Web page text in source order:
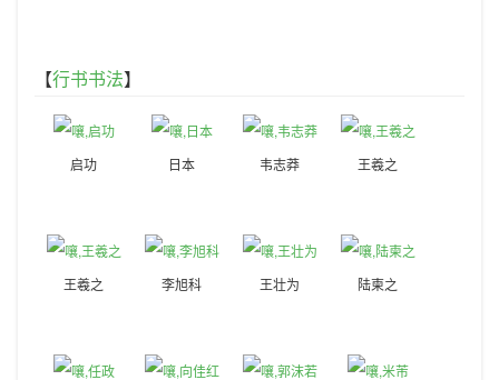
【行书书法】
启功 日本 韦志莽 王羲之
王羲之 李旭科 王壮为 陆柬之